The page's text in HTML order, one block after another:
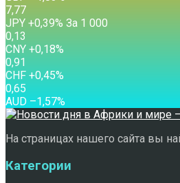
7,77
JPY +0,39% За 1 000
0,13
CNY +0,18%
0,91
CHF +0,45%
0,65
AUD –1,57%
На страницах нашего сайта вы
Категории